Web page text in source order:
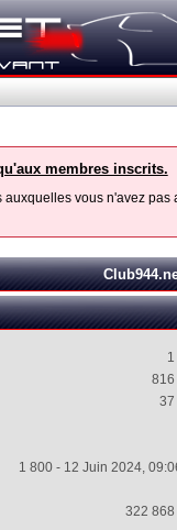
membres inscrits.
vous n'avez
816
37
1 800 - 12 Juin 2024,
322 868